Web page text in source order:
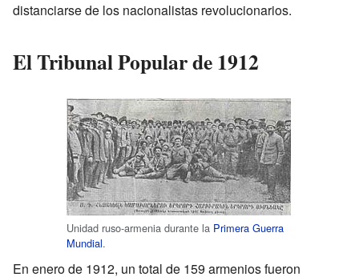
distanciarse de los nacionalistas revolucionarios.
El Tribunal Popular de 1912
Unidad ruso-armenia durante la Primera Guerra
Mundial.
En enero de 1912, un total de 159 armenios fueron